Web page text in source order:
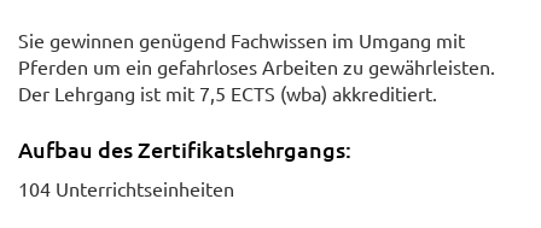
Sie gewinnen genügend Fachwissen im Umgang mit
Pferden um ein gefahrloses Arbeiten zu gewährleisten.
Der Lehrgang ist mit 7,5 ECTS (wba) akkreditiert.
Aufbau des Zertifikatslehrgangs:
104 Unterrichtseinheiten